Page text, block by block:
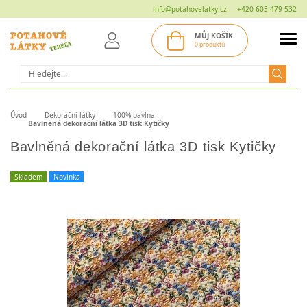
info@potahovelatky.cz +420 603 479 532
Hledat
MŮJ KOŠÍK
0 produktů
Úvod Dekorační látky
100% bavlna
Bavlněná dekorační látka 3D tisk Kytičky
Bavlněná dekorační látka 3D tisk Kytičky
Skladem Novinka